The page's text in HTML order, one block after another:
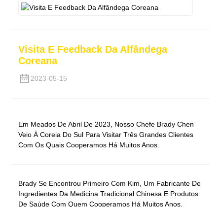
Visita E Feedback Da Alfândega
Coreana
2023-05-15
Em Meados De Abril De 2023, Nosso Chefe Brady Chen
Veio À Coreia Do Sul Para Visitar Três Grandes Clientes
Com Os Quais Cooperamos Há Muitos Anos.
Brady Se Encontrou Primeiro Com Kim, Um Fabricante De
Ingredientes Da Medicina Tradicional Chinesa E Produtos
De Saúde Com Quem Cooperamos Há Muitos Anos.